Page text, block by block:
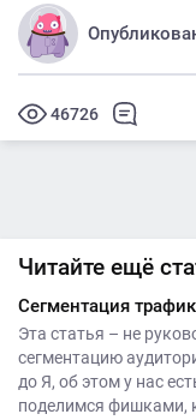
46726
Читайте ещё
Сегментация
Эта статья – не
сегментацию
до Я, об этом у нас
поделимся фишками,